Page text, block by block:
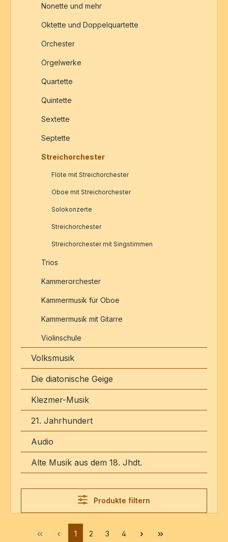
Nonette und mehr
Oktette und Doppelquartette
Orchester
Orgelwerke
Quartette
Quintette
Sextette
Septette
Streichorchester
Flöte mit Streichorchester
Oboe mit Streichorchester
Solokonzerte
Streichorchester
Streichorchester mit Singstimmen
Trios
Kammerorchester
Kammermusik für Oboe
Kammermusik mit Gitarre
Violinschule
Volksmusik
Die diatonische Geige
Klezmer-Musik
21. Jahrhundert
Audio
Alte Musik aus dem 18. Jhdt.
Produkte filtern
1 2 3 4